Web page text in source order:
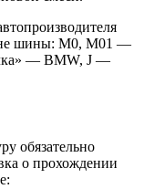
шины: М0, M01 —
— BMW, J —
обязательно
о прохождении